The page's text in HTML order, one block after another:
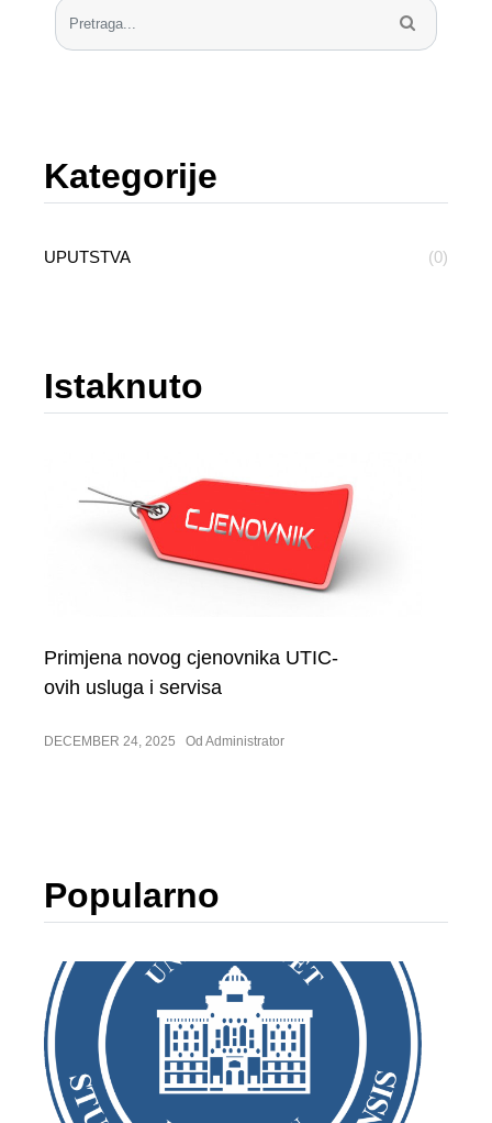
Kategorije
UPUTSTVA (0)
Istaknuto
Primjena novog cjenovnika UTIC-
ovih usluga i servisa
DECEMBER 24, 2025 Od Administrator
Popularno